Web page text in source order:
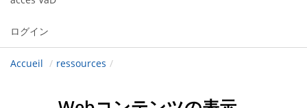
ログイン
Accueil / ressources /